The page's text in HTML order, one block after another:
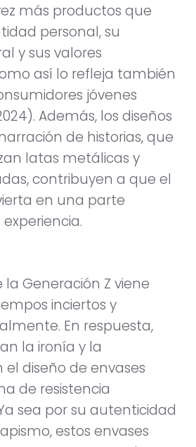
más productos que
personal, su
y sus valores
así lo refleja también
jóvenes
Además, los diseños
de historias, que
latas metálicas y
contribuyen a que el
en una parte
Generación Z viene
inciertos y
En respuesta,
la ironía y la
diseño de envases
de resistencia
sea por su autenticidad
estos envases